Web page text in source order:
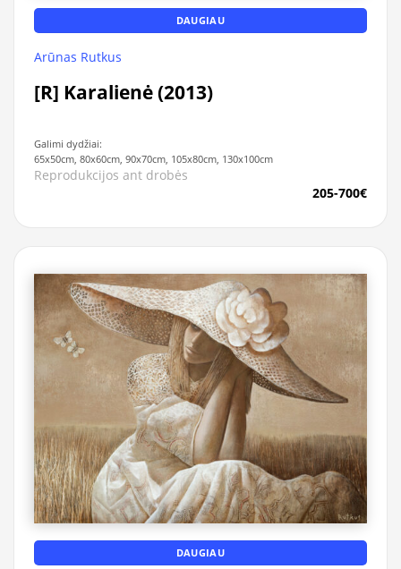
DAUGIAU
Arūnas Rutkus
[R] Karalienė (2013)
Galimi dydžiai:
65x50cm, 80x60cm, 90x70cm, 105x80cm, 130x100cm
Reprodukcijos ant drobės
205-700€
DAUGIAU